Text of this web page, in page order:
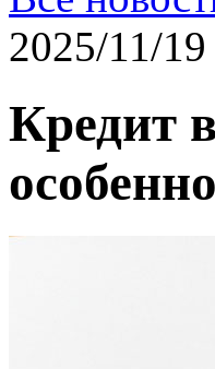
2025/11/
Кредит